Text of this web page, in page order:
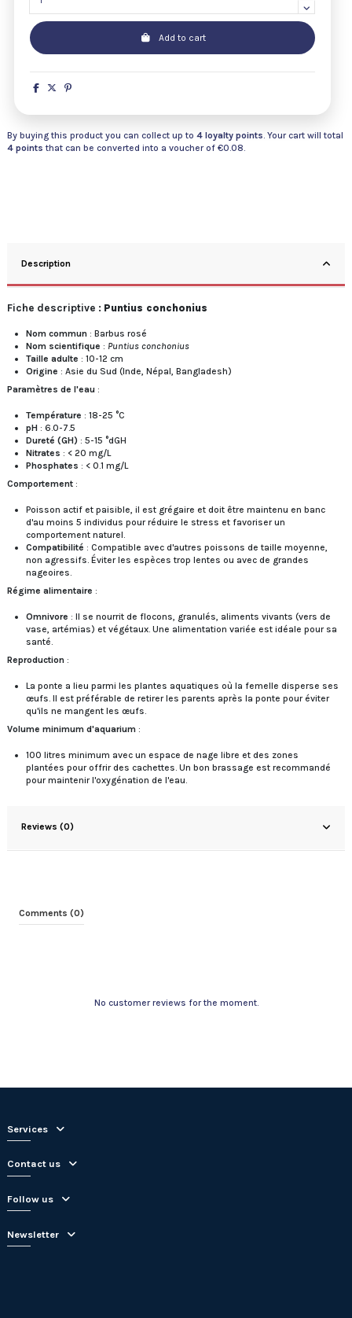
Add to cart
By buying this product you can collect up to 4 loyalty points. Your cart will total
4 points that can be converted into a voucher of €0.08.
Description
Fiche descriptive : Puntius conchonius
Nom commun : Barbus rosé
Nom scientifique : Puntius conchonius
Taille adulte : 10-12 cm
Origine : Asie du Sud (Inde, Népal, Bangladesh)
Paramètres de l'eau :
Température : 18-25 °C
pH : 6.0-7.5
Dureté (GH) : 5-15 °dGH
Nitrates : < 20 mg/L
Phosphates : < 0.1 mg/L
Comportement :
Poisson actif et paisible, il est grégaire et doit être maintenu en banc
d'au moins 5 individus pour réduire le stress et favoriser un
comportement naturel.
Compatibilité : Compatible avec d'autres poissons de taille moyenne,
non agressifs. Éviter les espèces trop lentes ou avec de grandes
nageoires.
Régime alimentaire :
Omnivore : Il se nourrit de flocons, granulés, aliments vivants (vers de
vase, artémias) et végétaux. Une alimentation variée est idéale pour sa
santé.
Reproduction :
La ponte a lieu parmi les plantes aquatiques où la femelle disperse ses
œufs. Il est préférable de retirer les parents après la ponte pour éviter
qu'ils ne mangent les œufs.
Volume minimum d'aquarium :
100 litres minimum avec un espace de nage libre et des zones
plantées pour offrir des cachettes. Un bon brassage est recommandé
pour maintenir l'oxygénation de l'eau.
Reviews (0)
Comments (0)
No customer reviews for the moment.
Services
Contact us
Follow us
Newsletter